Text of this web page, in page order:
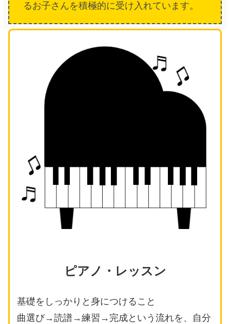
るお子さんを積極的に受け入れています。
ピアノ・レッスン
基礎をしっかりと身につけること
曲選び→読譜→練習→完成という流れを、自分